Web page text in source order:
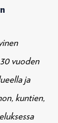
vuoden
ja
kuntien,